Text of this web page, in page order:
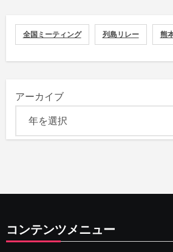
全国ミーティング 列島リレー 熊
アーカイブ
コンテンツメニュー